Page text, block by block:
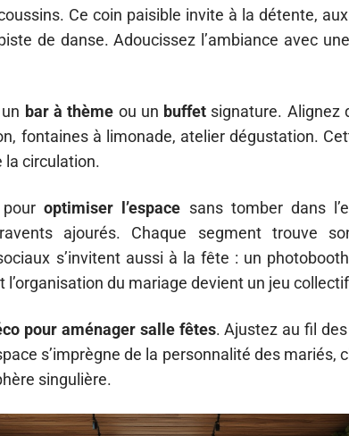
Ce coin paisible invite à la détente,
de danse. Adoucissez l’ambiance avec
bar à thème ou un buffet signature. Alignez
fontaines à limonade, atelier dégustation.
la circulation.
optimiser l’espace sans tomber dans
ajourés. Chaque segment trouve
s’invitent aussi à la fête : un
l’organisation du mariage devient un jeu
pour aménager salle fêtes. Ajustez au fil
s’imprègne de la personnalité des mariés,
singulière.